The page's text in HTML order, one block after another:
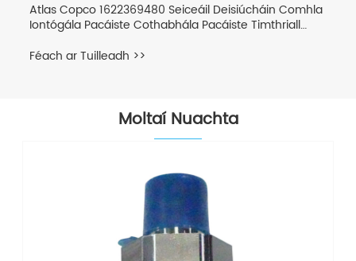
Atlas Copco 1622369480 Seiceáil Deisiúcháin Comhla
Iontógála Pacáiste Cothabhála Pacáiste Timthriall
Féach ar Tuilleadh >>
Moltaí Nuachta